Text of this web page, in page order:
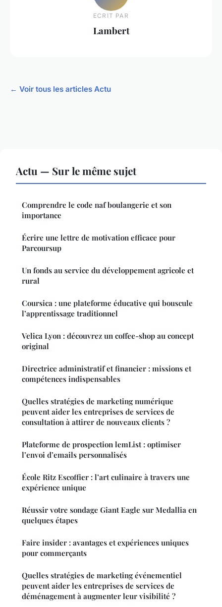
ECRIT PAR
Lambert
← Voir tous les articles Actu
Actu — Sur le même sujet
Comprendre le code naf boulangerie et son
importance
Écrire une lettre de motivation efficace pour
Parcoursup
Un fonds au service du développement agricole et
rural
Coursica : une plateforme éducative qui bouscule
l’apprentissage traditionnel
Velica Lyon : découvrez un coffee-shop au concept
original
Directrice administratif et financier : missions et
compétences indispensables
Quelles stratégies de marketing numérique
peuvent aider les entreprises de services de
consultation à attirer de nouveaux clients ?
Plateforme de prospection lemList : optimiser
l’envoi d’emails personnalisés
École Ritz Escoffier : l’art culinaire à travers une
expérience unique
Réussir votre sondage Giant Eagle sur Medallia en
quelques étapes
Faire insider : avantages et expériences uniques
pour commerçants
Quelles stratégies de marketing événementiel
peuvent aider les entreprises de services de
déménagement à augmenter leur visibilité ?